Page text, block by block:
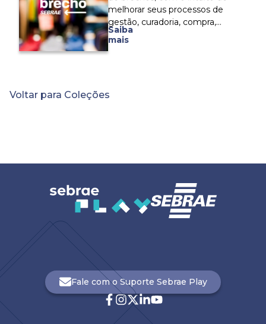
você precisa para decolar!
melhorar seus processos de
gestão, curadoria, compra,
estoque, bem como a
coleção, você vai conhecer
Saiba
mais
Voltar para Coleções
Fale com o Suporte Sebrae Play